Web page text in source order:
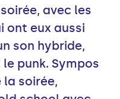
avec les
ont eux aussi
son hybride,
punk. Sympos
la soirée,